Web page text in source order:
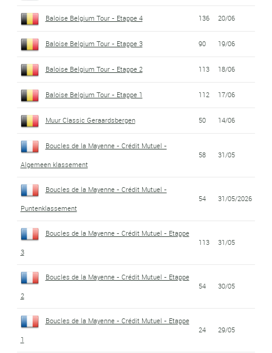
Baloise Belgium Tour - Etappe 4 136 20/06
Baloise Belgium Tour - Etappe 3 90 19/06
Baloise Belgium Tour - Etappe 2 113 18/06
Baloise Belgium Tour - Etappe 1 112 17/06
Muur Classic Geraardsbergen 50 14/06
Boucles de la Mayenne - Crédit Mutuel -
Algemeen klassement
58 31/05
Boucles de la Mayenne - Crédit Mutuel -
Puntenklassement
54 31/05/2026
Boucles de la Mayenne - Crédit Mutuel - Etappe
3
113 31/05
Boucles de la Mayenne - Crédit Mutuel - Etappe
2
54 30/05
Boucles de la Mayenne - Crédit Mutuel - Etappe
1
24 29/05